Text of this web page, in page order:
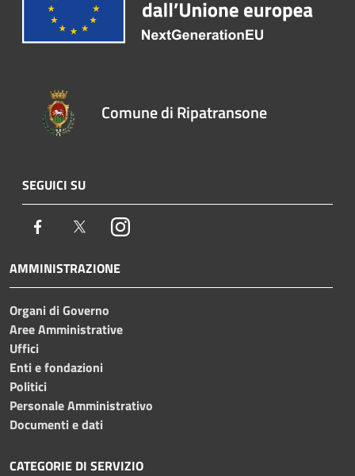
Comune di Ripatransone
SEGUICI SU
Facebook TwitterInstagram
AMMINISTRAZIONE
Organi di Governo
Aree Amministrative
Uffici
Enti e fondazioni
Politici
Personale Amministrativo
Documenti e dati
CATEGORIE DI SERVIZIO